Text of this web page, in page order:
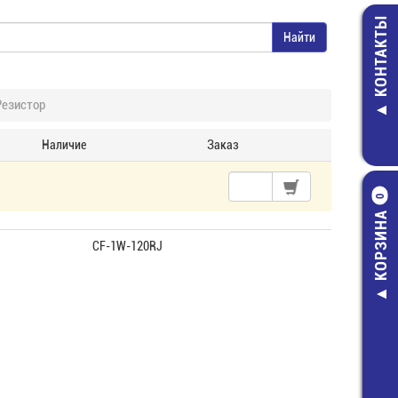
КОНТАКТЫ
КОРЗИНА
0
Наличие Заказ
CF-1W-120RJ